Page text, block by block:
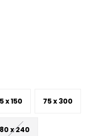
x 150 75 x 300
80 x 240